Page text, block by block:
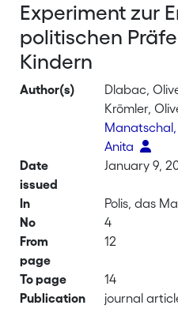
Experiment zur
politischen
Kindern
Author(s)
Dlabac,
Krömler,
Manatschal,
Anita
Date
issued
January 9,
In
Polis, das
No
4
From
page
12
To page
14
Publication
journal